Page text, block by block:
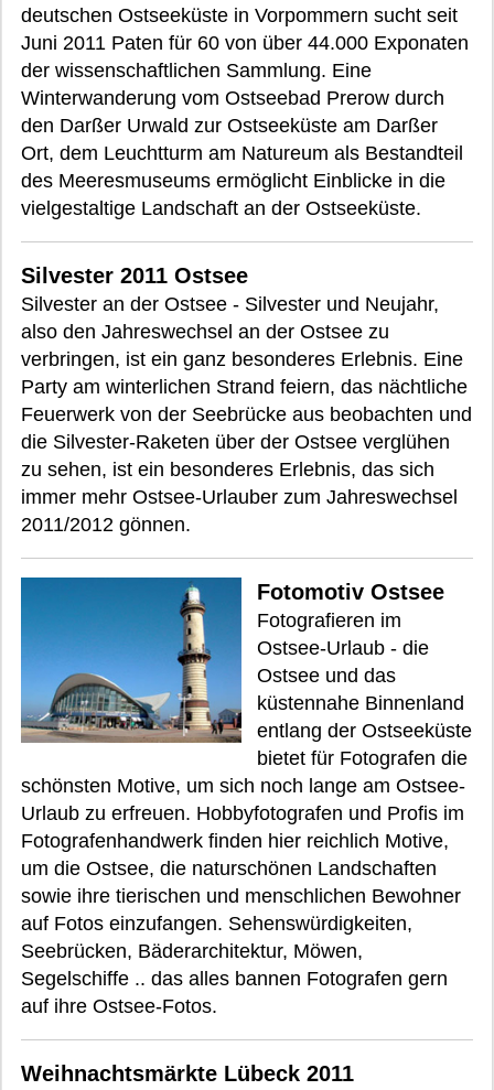
deutschen Ostseeküste in Vorpommern sucht seit
Juni 2011 Paten für 60 von über 44.000 Exponaten
der wissenschaftlichen Sammlung. Eine
Winterwanderung vom Ostseebad Prerow durch
den Darßer Urwald zur Ostseeküste am Darßer
Ort, dem Leuchtturm am Natureum als Bestandteil
des Meeresmuseums ermöglicht Einblicke in die
vielgestaltige Landschaft an der Ostseeküste.
Silvester 2011 Ostsee
Silvester an der Ostsee - Silvester und Neujahr,
also den Jahreswechsel an der Ostsee zu
verbringen, ist ein ganz besonderes Erlebnis. Eine
Party am winterlichen Strand feiern, das nächtliche
Feuerwerk von der Seebrücke aus beobachten und
die Silvester-Raketen über der Ostsee verglühen
zu sehen, ist ein besonderes Erlebnis, das sich
immer mehr Ostsee-Urlauber zum Jahreswechsel
2011/2012 gönnen.
Fotomotiv Ostsee
Fotografieren im
Ostsee-Urlaub - die
Ostsee und das
küstennahe Binnenland
entlang der Ostseeküste
bietet für Fotografen die
schönsten Motive, um sich noch lange am Ostsee-
Urlaub zu erfreuen. Hobbyfotografen und Profis im
Fotografenhandwerk finden hier reichlich Motive,
um die Ostsee, die naturschönen Landschaften
sowie ihre tierischen und menschlichen Bewohner
auf Fotos einzufangen. Sehenswürdigkeiten,
Seebrücken, Bäderarchitektur, Möwen,
Segelschiffe .. das alles bannen Fotografen gern
auf ihre Ostsee-Fotos.
Weihnachtsmärkte Lübeck 2011